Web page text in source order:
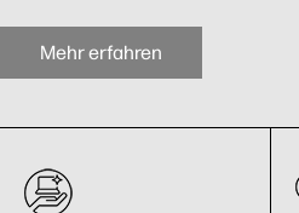
Mehr erfahren